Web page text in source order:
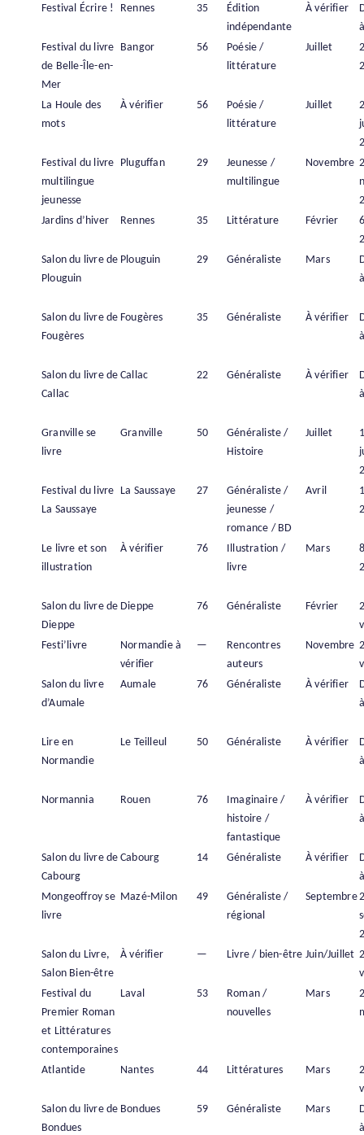
Festival Écrire !
Rennes 35
Édition
indépendante
À vérifier
Festival du livre
de Belle-Île-en-
Mer
Bangor 56
Poésie /
littérature
Juillet
La Houle des
mots
À vérifier 56
Poésie /
littérature
Juillet
Festival du livre
multilingue
jeunesse
Pluguffan 29
Jeunesse /
multilingue
Novembre
Jardins d’hiver
Rennes 35 Littérature Février
Salon du livre de
Plouguin
Plouguin 29 Généraliste Mars
Salon du livre de
Fougères
Fougères 35 Généraliste À vérifier
Salon du livre de
Callac
Callac 22 Généraliste À vérifier
Granville se
livre
Granville 50
Généraliste /
Histoire
Juillet
Festival du livre
La Saussaye
La Saussaye 27
Généraliste /
jeunesse /
romance / BD
Avril
Le livre et son
illustration
À vérifier 76
Illustration /
livre
Mars
Salon du livre de
Dieppe
Dieppe 76 Généraliste Février
Festi’livre
Normandie à
vérifier
—
Rencontres
auteurs
Novembre
Salon du livre
d’Aumale
Aumale 76 Généraliste À vérifier
Lire en
Normandie
Le Teilleul 50 Généraliste À vérifier
Normannia Rouen 76
Imaginaire /
histoire /
fantastique
À vérifier
Salon du livre de
Cabourg
Cabourg 14 Généraliste À vérifier
Mongeoffroy se
livre
Mazé-Milon 49
Généraliste /
régional
Septembre
Salon du Livre,
Salon Bien-être
À vérifier — Livre / bien-être Juin/Juillet
Festival du
Premier Roman
et Littératures
contemporaines
Laval 53
Roman /
nouvelles
Mars
Atlantide Nantes 44 Littératures Mars
Salon du livre de
Bondues
Bondues 59 Généraliste Mars